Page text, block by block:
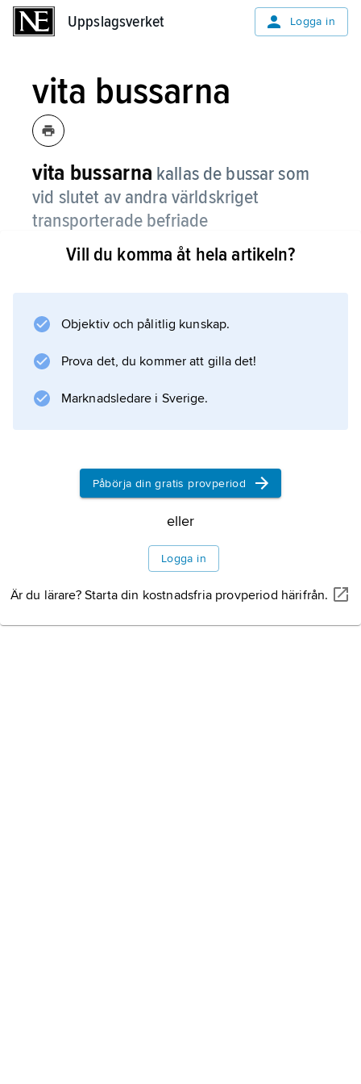
Uppslagsverket Logga in
vita bussarna
vita bussarna kallas de bussar som
vid slutet av andra världskriget
transporterade befriade
koncentrationslägerfångar till Sverige.
.
Information om artikeln
Vill du komma åt hela artikeln?
Objektiv och pålitlig kunskap.
Prova det, du kommer att gilla det!
Marknadsledare i Sverige.
Påbörja din gratis provperiod
eller
Logga in
Är du lärare? Starta din kostnadsfria provperiod härifrån.